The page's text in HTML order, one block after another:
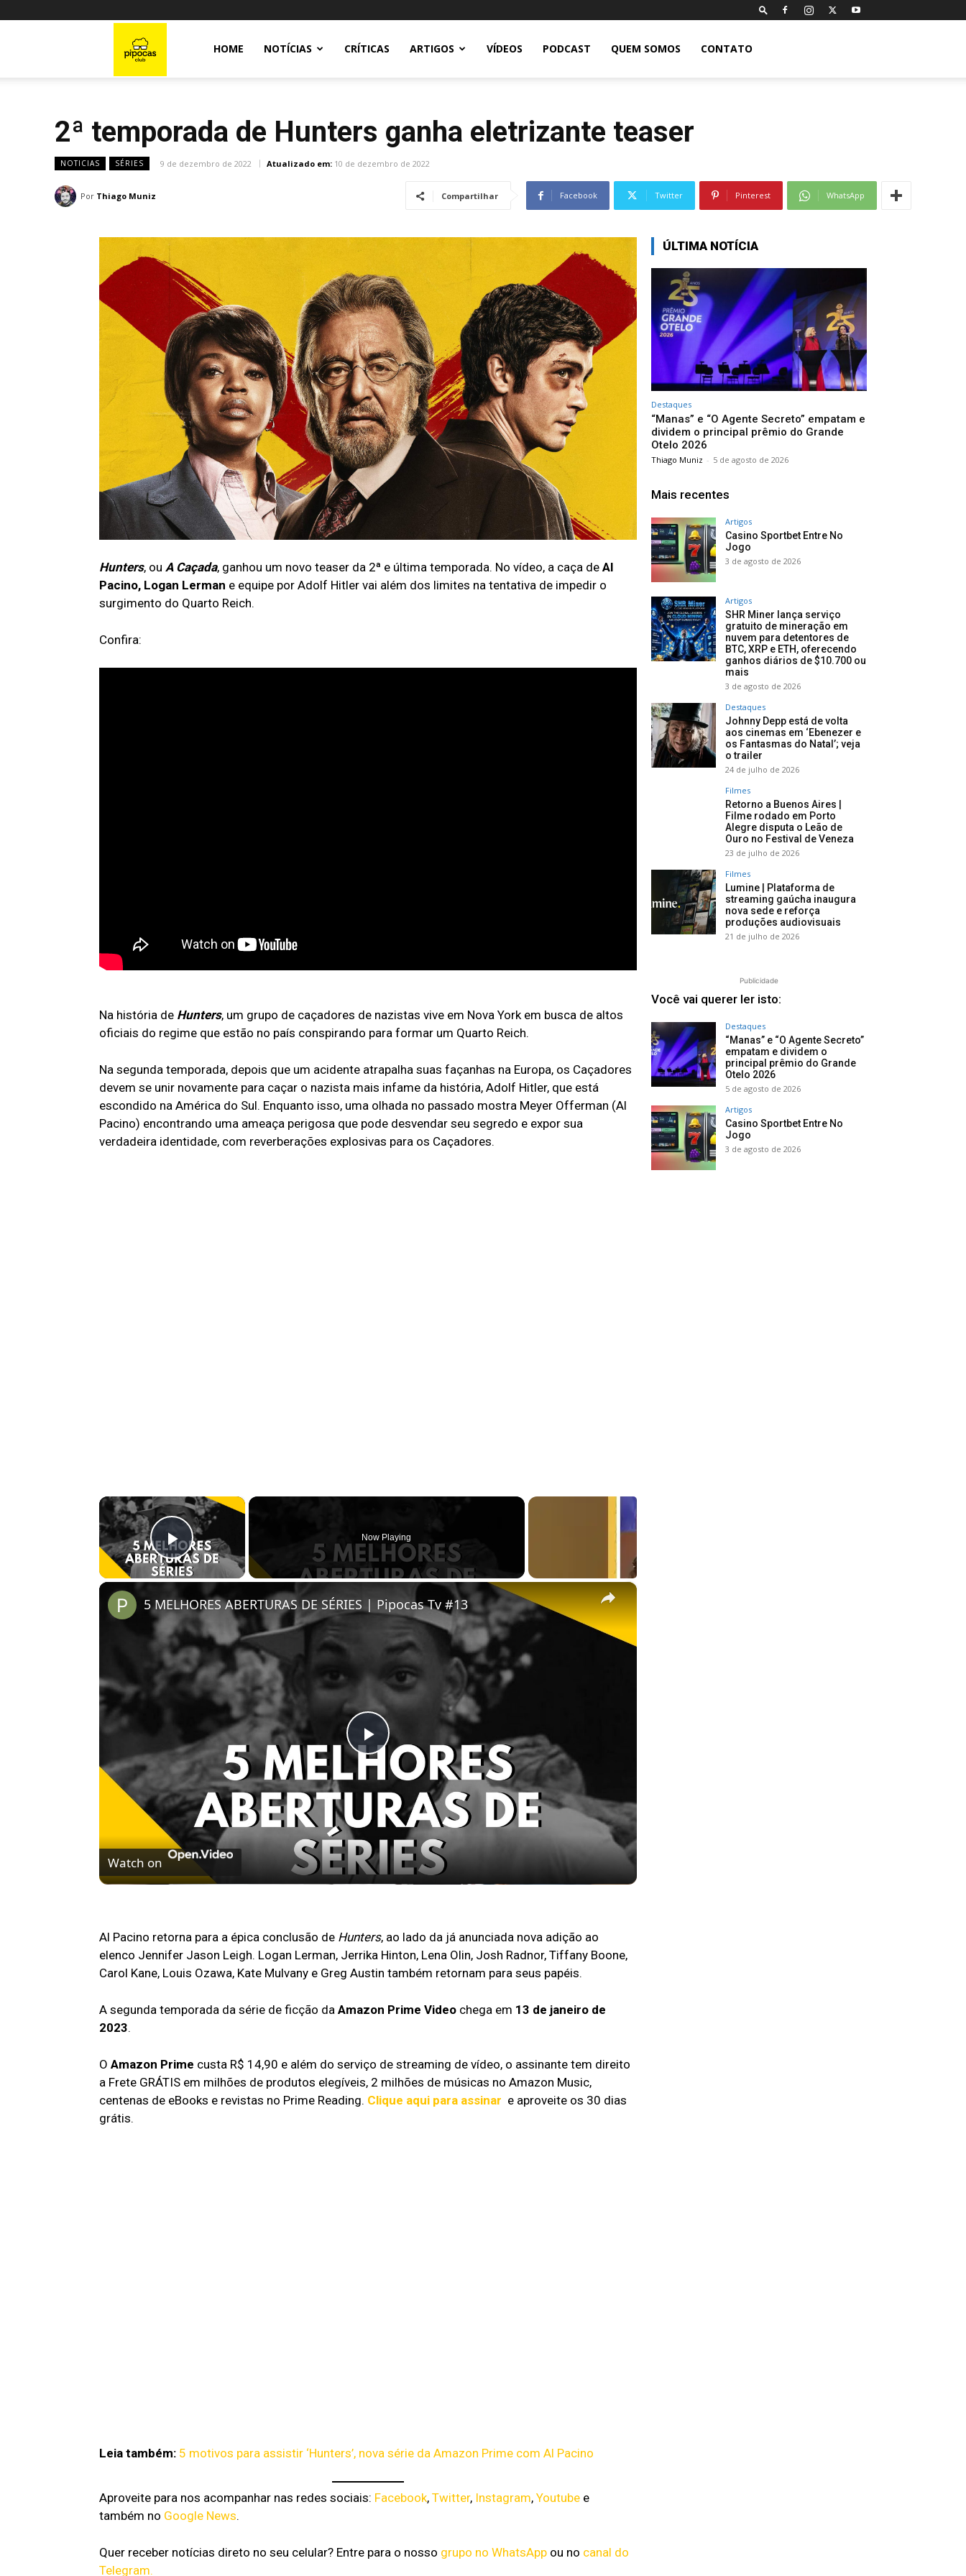
HOME NOTÍCIAS CRÍTICAS ARTIGOS VÍDEOS PODCAST QUEM SOMOS CONTATO
2ª temporada de Hunters ganha eletrizante teaser
NOTICIAS SÉRIES 9 de dezembro de 2022 Atualizado em: 10 de dezembro de 2022
Por Thiago Muniz Compartilhar Facebook Twitter Pinterest WhatsApp
Hunters, ou A Caçada, ganhou um novo teaser da 2ª e última temporada. No vídeo, a caça de Al
Pacino, Logan Lerman e equipe por Adolf Hitler vai além dos limites na tentativa de impedir o
surgimento do Quarto Reich.
Confira:
Na história de Hunters, um grupo de caçadores de nazistas vive em Nova York em busca de altos
oficiais do regime que estão no país conspirando para formar um Quarto Reich.
Na segunda temporada, depois que um acidente atrapalha suas façanhas na Europa, os Caçadores
devem se unir novamente para caçar o nazista mais infame da história, Adolf Hitler, que está
escondido na América do Sul. Enquanto isso, uma olhada no passado mostra Meyer Offerman (Al
Pacino) encontrando uma ameaça perigosa que pode desvendar seu segredo e expor sua
verdadeira identidade, com reverberações explosivas para os Caçadores.
×
Play Video
Now Playing
×
Play
Video
5 MELHORES ABERTURAS DE SÉRIES | Pipocas Tv #13
Watch on
Al Pacino retorna para a épica conclusão de Hunters, ao lado da já anunciada nova adição ao
elenco Jennifer Jason Leigh. Logan Lerman, Jerrika Hinton, Lena Olin, Josh Radnor, Tiffany Boone,
Carol Kane, Louis Ozawa, Kate Mulvany e Greg Austin também retornam para seus papéis.
A segunda temporada da série de ficção da Amazon Prime Video chega em 13 de janeiro de
2023.
O Amazon Prime custa R$ 14,90 e além do serviço de streaming de vídeo, o assinante tem direito
a Frete GRÁTIS em milhões de produtos elegíveis, 2 milhões de músicas no Amazon Music,
centenas de eBooks e revistas no Prime Reading. Clique aqui para assinar e aproveite os 30 dias
grátis.
Leia também: 5 motivos para assistir ‘Hunters’, nova série da Amazon Prime com Al Pacino
Aproveite para nos acompanhar nas redes sociais: Facebook, Twitter, Instagram, Youtube e
também no Google News.
Quer receber notícias direto no seu celular? Entre para o nosso grupo no WhatsApp ou no canal do
Telegram.
ÚLTIMA NOTÍCIA
Destaques
“Manas” e “O Agente Secreto” empatam e
dividem o principal prêmio do Grande
Otelo 2026
Thiago Muniz - 5 de agosto de 2026
Mais recentes
Artigos
Casino Sportbet Entre No
Jogo
3 de agosto de 2026
Artigos
SHR Miner lança serviço
gratuito de mineração em
nuvem para detentores de
BTC, XRP e ETH, oferecendo
ganhos diários de $10.700 ou
mais
3 de agosto de 2026
Destaques
Johnny Depp está de volta
aos cinemas em ‘Ebenezer e
os Fantasmas do Natal’; veja
o trailer
24 de julho de 2026
Filmes
Retorno a Buenos Aires |
Filme rodado em Porto
Alegre disputa o Leão de
Ouro no Festival de Veneza
23 de julho de 2026
Filmes
Lumine | Plataforma de
streaming gaúcha inaugura
nova sede e reforça
produções audiovisuais
21 de julho de 2026
Publicidade
Você vai querer ler isto:
Destaques
“Manas” e “O Agente Secreto”
empatam e dividem o
principal prêmio do Grande
Otelo 2026
5 de agosto de 2026
Artigos
Casino Sportbet Entre No
Jogo
3 de agosto de 2026